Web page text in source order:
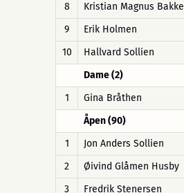
8
Kristian Magnus Bakke
9
Erik Holmen
10
Hallvard Sollien
Dame (2)
1
Gina Bråthen
Åpen (90)
1
Jon Anders Sollien
2
Øivind Glåmen Husby
3
Fredrik Stenersen